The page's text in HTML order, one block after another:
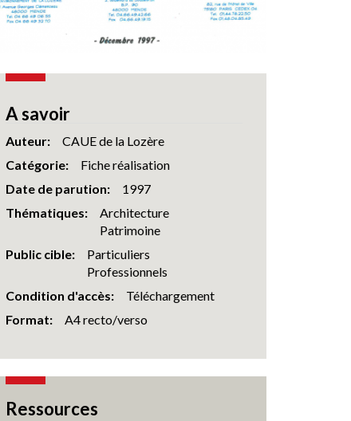
A savoir
Auteur
CAUE de la Lozère
Catégorie
Fiche réalisation
Date de parution
1997
Thématiques
Architecture
Patrimoine
Public cible
Particuliers
Professionnels
Condition d'accès
Téléchargement
Format
A4 recto/verso
Ressources